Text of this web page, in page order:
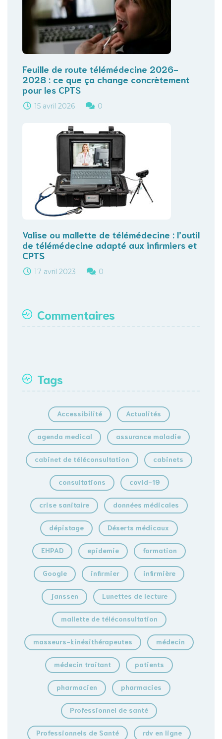
Feuille de route télémédecine 2026-
2028 : ce que ça change concrètement
pour les CPTS
15 avril 2026 0
Valise ou mallette de télémédecine : l’outil
de télémédecine adapté aux infirmiers et
CPTS
17 avril 2023 0
Commentaires
Tags
Accessibilité Actualités
agenda medical assurance maladie
cabinet de téléconsultation cabinets
consultations covid-19
crise sanitaire données médicales
dépistage Déserts médicaux
EHPAD epidemie formation
Google infirmier infirmière
janssen Lunettes de lecture
mallette de téléconsultation
masseurs-kinésithérapeutes médecin
médecin traitant patients
pharmacien pharmacies
Professionnel de santé
Professionnels de Santé rdv en ligne